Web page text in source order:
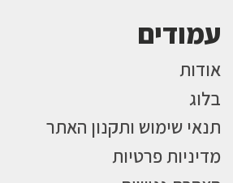
עמודים
אודות
בלוג
תנאי שימוש ותקנון האתר
מדיניות פרטיות